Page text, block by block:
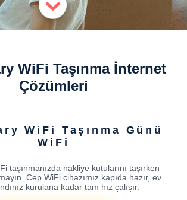
WiFi Taşınma İnternet
Çözümleri
WiFi Taşınma Günü
WiFi
taşınmanızda nakliye kutularını taşırken
Cep WiFi cihazımız kapıda hazır, ev
kurulana kadar tam hız çalışır.